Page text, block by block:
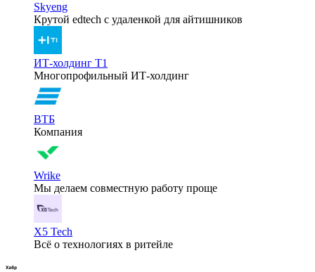
Skyeng
Крутой edtech с удаленкой для айтишников
ИТ-холдинг Т1
Многопрофильный ИТ-холдинг
ВТБ
Компания
Wrike
Мы делаем совместную работу проще
X5 Tech
Всё о технологиях в ритейле